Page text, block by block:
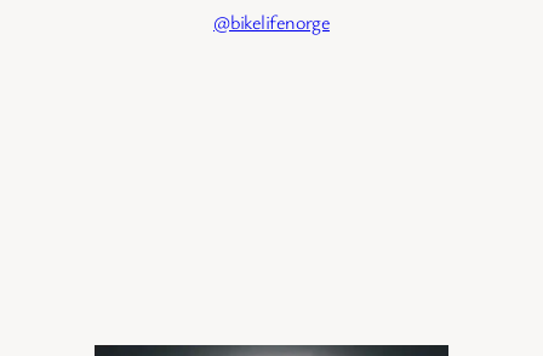
@bikelifenorge